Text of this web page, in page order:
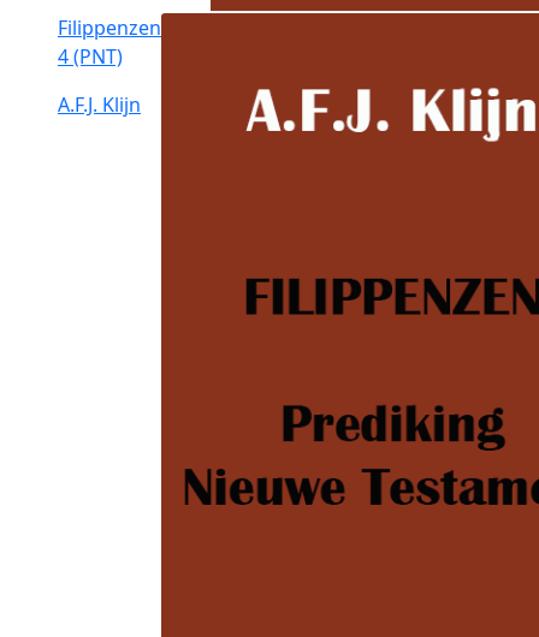
Filippenzen
4 (PNT)
A.F.J. Klijn